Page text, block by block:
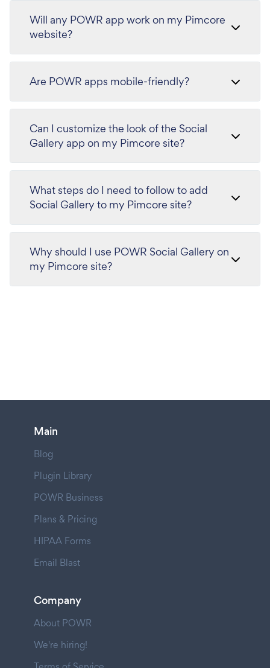
Will any POWR app work on my Pimcore
website?
Are POWR apps mobile-friendly?
Can I customize the look of the Social
Gallery app on my Pimcore site?
What steps do I need to follow to add
Social Gallery to my Pimcore site?
Why should I use POWR Social Gallery on
my Pimcore site?
Main
Blog
Plugin Library
POWR Business
Plans & Pricing
HIPAA Forms
Email Blast
Company
About POWR
We're hiring!